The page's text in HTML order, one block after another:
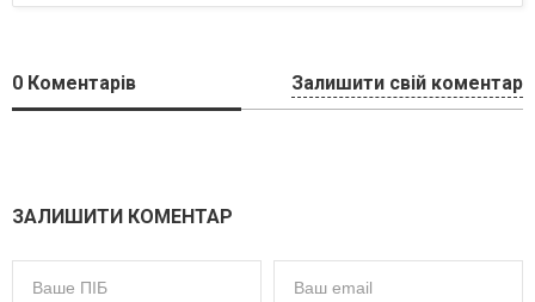
0 Коментарів Залишити свій коментар
ЗАЛИШИТИ КОМЕНТАР